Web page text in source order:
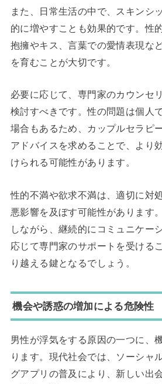
また、日常生活の中で、スキンシ
的に増やすことも効果的です。性
抱擁やキス、言葉での愛情表現な
を育むことが大切です。
必要に応じて、専門家のカウンセ
検討すべきです。性の問題は個人
場合もあるため、カップルセラピ
アドバイスを求めることで、より
けられる可能性があります。
性的不満や欲求不満は、適切に対
悪影響を及ぼす可能性があります
しながら、継続的にコミュニケー
応じて専門家のサポートを受ける
り越える鍵となるでしょう。
機会や誘惑の増加による危険性
男性が浮気をする原因の一つに、
ります。現代社会では、ソーシャ
グアプリの普及により、新しい出